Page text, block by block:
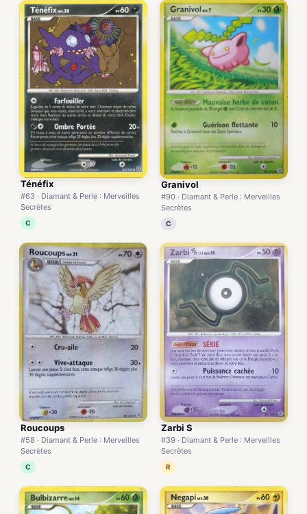
Ténéfix
#63 · Diamant & Perle : Merveilles
Secrètes
C
Granivol
#90 · Diamant & Perle : Merveilles
Secrètes
C
Roucoups
#58 · Diamant & Perle : Merveilles
Secrètes
C
Zarbi S
#39 · Diamant & Perle : Merveilles
Secrètes
R